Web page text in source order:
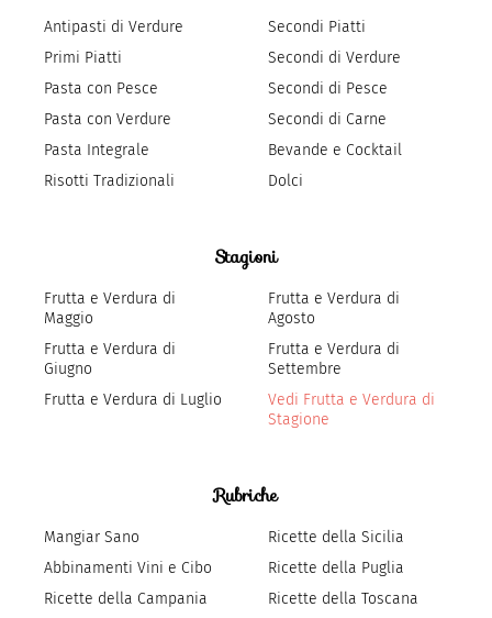
Antipasti di Verdure
Primi Piatti
Pasta con Pesce
Pasta con Verdure
Pasta Integrale
Risotti Tradizionali
Secondi Piatti
Secondi di Verdure
Secondi di Pesce
Secondi di Carne
Bevande e Cocktail
Dolci
Stagioni
Frutta e Verdura di
Maggio
Frutta e Verdura di
Giugno
Frutta e Verdura di Luglio
Frutta e Verdura di
Agosto
Frutta e Verdura di
Settembre
Vedi Frutta e Verdura di
Stagione
Rubriche
Mangiar Sano
Abbinamenti Vini e Cibo
Ricette della Campania
Ricette della Sicilia
Ricette della Puglia
Ricette della Toscana